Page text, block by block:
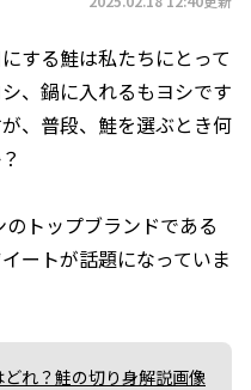
する鮭は私たちにとって
、鍋に入れるもヨシです
、普段、鮭を選ぶとき何
トップブランドである
ートが話題になっていま
どれ？鮭の切り身解説画像